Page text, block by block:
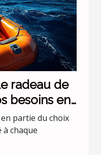
radeau de
besoins en
partie du choix
chaque